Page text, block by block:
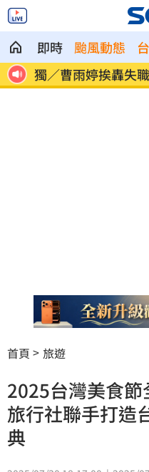
即時 颱風動態
獨／曹雨婷挨轟失
轟
首頁 旅遊
2025台灣美食
旅行社聯手打造
典